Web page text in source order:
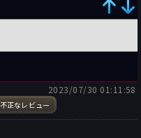
不正なレビュー
2023/07/30 01:11:58